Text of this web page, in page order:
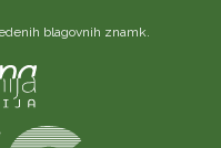
blagovnih znamk.